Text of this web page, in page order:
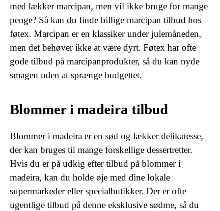
med lækker marcipan, men vil ikke bruge for mange
penge? Så kan du finde billige marcipan tilbud hos
føtex. Marcipan er en klassiker under julemåneden,
men det behøver ikke at være dyrt. Føtex har ofte
gode tilbud på marcipanprodukter, så du kan nyde
smagen uden at sprænge budgettet.
Blommer i madeira tilbud
Blommer i madeira er en sød og lækker delikatesse,
der kan bruges til mange forskellige dessertretter.
Hvis du er på udkig efter tilbud på blommer i
madeira, kan du holde øje med dine lokale
supermarkeder eller specialbutikker. Der er ofte
ugentlige tilbud på denne eksklusive sødme, så du